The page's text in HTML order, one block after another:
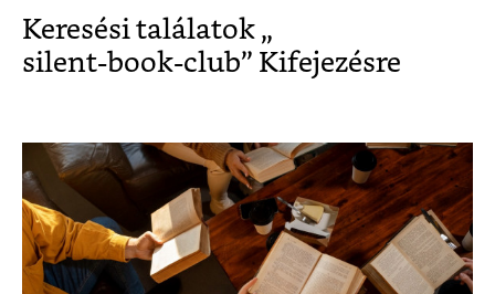
Keresési találatok „
silent-book-club” Kifejezésre